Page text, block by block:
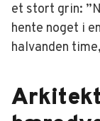
et stort grin:
hente noget i
halvanden